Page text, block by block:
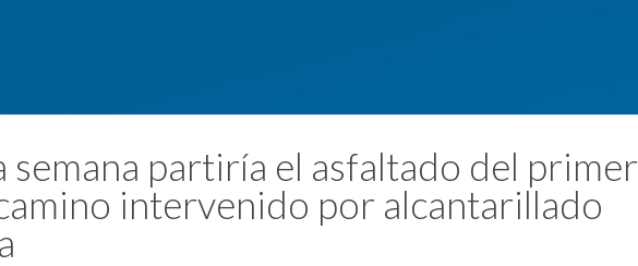
semana partiría el asfaltado del primer
intervenido por alcantarillado